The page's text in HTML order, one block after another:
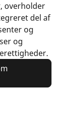
overholder
del af
og
og